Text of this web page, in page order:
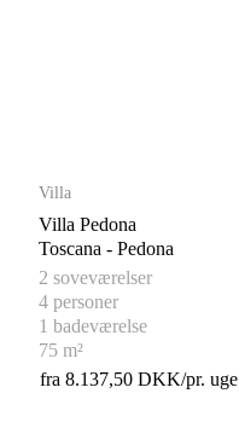
Villa
Villa Pedona
Toscana - Pedona
2 soveværelser
4 personer
1 badeværelse
75 m²
fra 8.137,50 DKK/pr. uge